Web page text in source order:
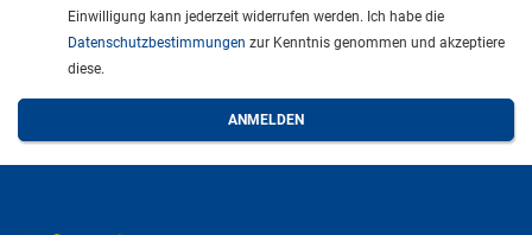
Einwilligung kann jederzeit widerrufen werden. Ich habe die
Datenschutzbestimmungen zur Kenntnis genommen und akzeptiere
diese.